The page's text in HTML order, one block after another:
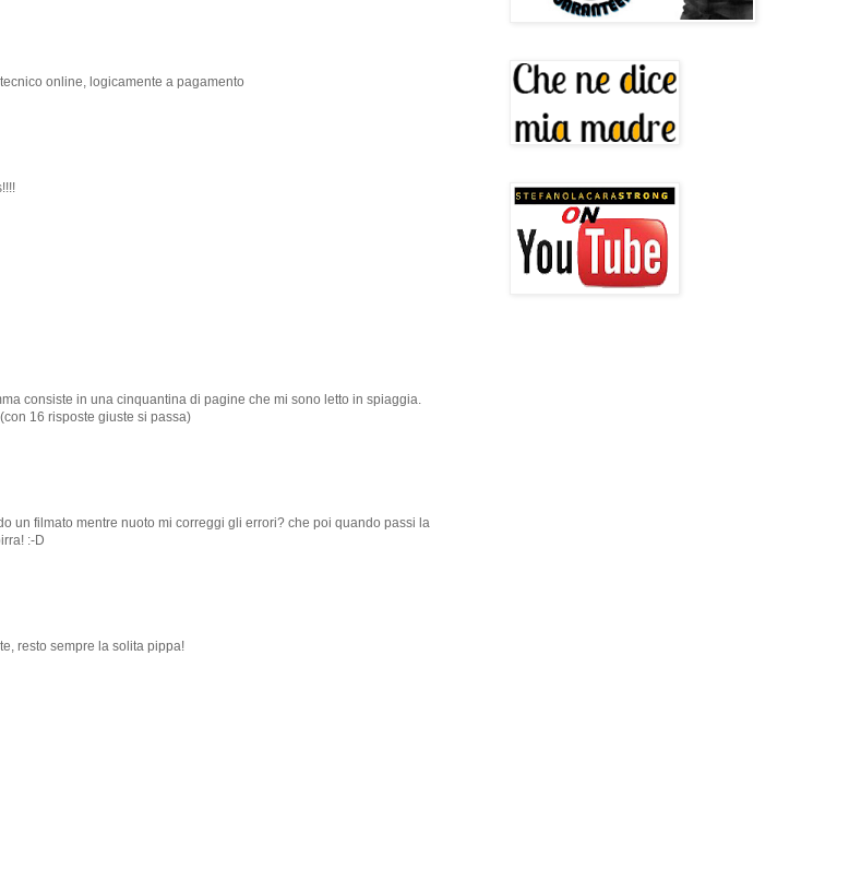
online, logicamente a pagamento
consiste in una cinquantina di pagine che mi sono letto in spiaggia.
16 risposte giuste si passa)
un filmato mentre nuoto mi correggi gli errori? che poi quando passi la
:-D
resto sempre la solita pippa!